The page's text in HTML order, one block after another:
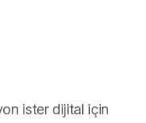
ister dijital için